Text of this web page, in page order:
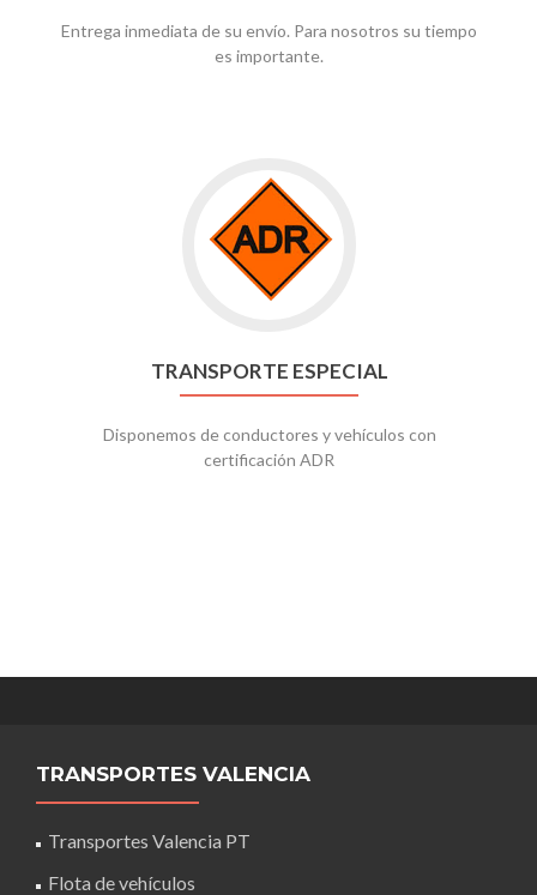
Entrega inmediata de su envío. Para nosotros su tiempo
es importante.
TRANSPORTE ESPECIAL
Disponemos de conductores y vehículos con
certificación ADR
TRANSPORTES VALENCIA
Transportes Valencia PT
Flota de vehículos